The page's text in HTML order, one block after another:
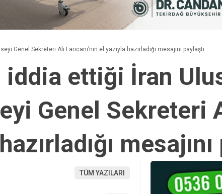
Genel Sekreteri Ali Laricani’nin el yazıyla hazırladığı mesajını paylaştı.
iddia ettiği İran
Genel Sekreteri
TÜM YAZILARI